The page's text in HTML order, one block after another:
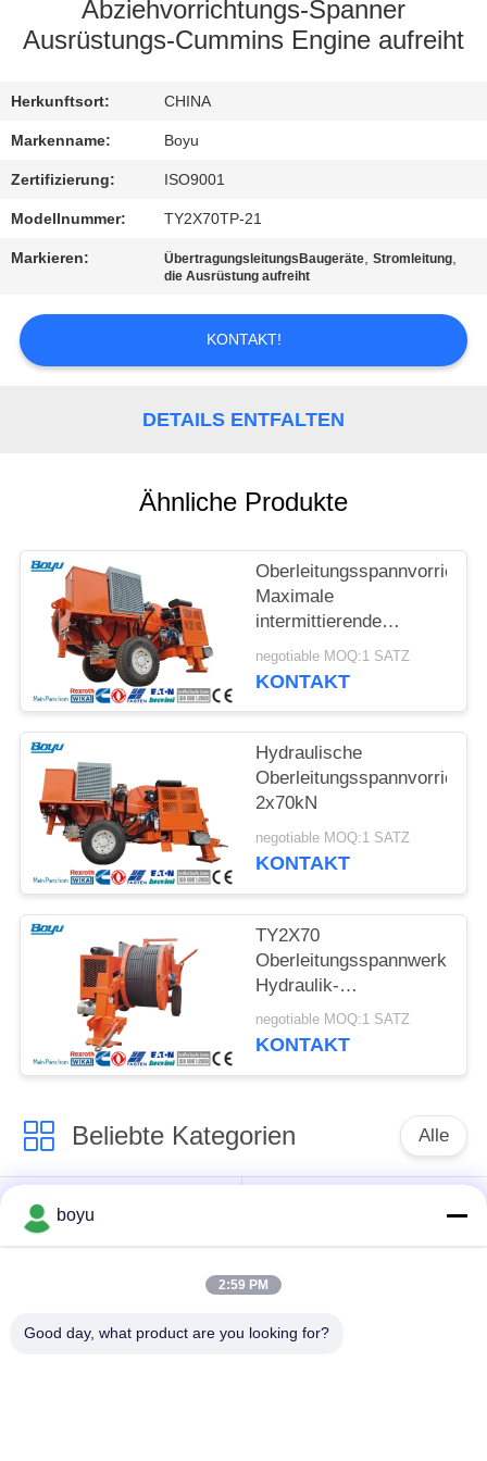
TRETEN
MIT
UNS
IN
VERBINDUNG
NACHRICHTEN
FORDERN
PRIVACY
POLICY
Abziehvorrichtungs-Spanner
Ausrüstungs-Cummins Engine aufreiht
Herkunftsort: CHINA
Markenname: Boyu
Zertifizierung: ISO9001
Modellnummer: TY2X70TP-21
Markieren: ÜbertragungsleitungsBaugeräte,Stromleitung,
die Ausrüstung aufreiht
KONTAKT!
DETAILS ENTFALTEN
Ähnliche Produkte
Maximale
intermittierende
Zugkraft 2x70kN
Hydraulische
negotiable MOQ:1 SATZ
KONTAKT
Hydraulische
2x70kN
negotiable MOQ:1 SATZ
KONTAKT
TY2X70
Oberleitungsspannwerkzeug
Hydraulik-
Spannaggregat
negotiable MOQ:1 SATZ
KONTAKT
Beliebte Kategorien Alle
Übertragungsleitung,
die Ausrüstung
Spannung, die
Gegendrehdrahtseil
boyu
2:59 PM
Good day, what product are you looking for?